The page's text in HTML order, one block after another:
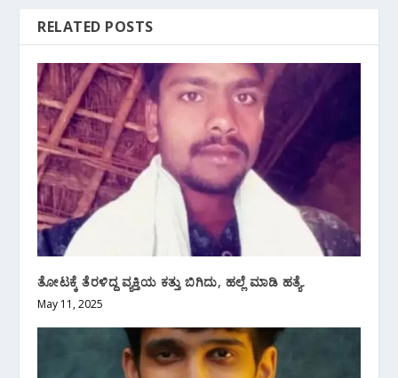
RELATED POSTS
ತೋಟಕ್ಕೆ ತೆರಳಿದ್ದ ವ್ಯಕ್ತಿಯ ಕತ್ತು ಬಿಗಿದು, ಹಲ್ಲೆ ಮಾಡಿ ಹತ್ಯೆ.
May 11, 2025